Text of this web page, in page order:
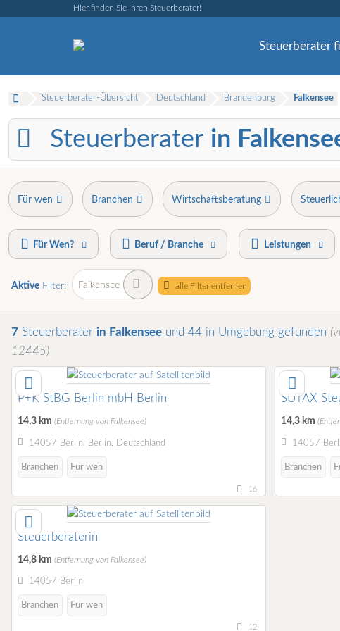
Hier finden Sie Ihren Steuerberater!
Steuerberater
Steuerberater-Übersicht Deutschland Brandenburg Falkensee
Steuerberater in
Für wen Branchen Wirtschaftsberatung
Für Wen? Beruf / Branche Leistungen
Aktive Filter: Falkensee alle Filter entfernen
7 Steuerberater in Falkensee und 44 in Umgebung gefunden
12445)
P+K StBG Berlin mbH Berlin
14,3 km (Entfernung von Falkensee)
14057 Berlin, Berlin, Deutschland
Branchen Für wen
16
SUTAX
14,3 km
14057
Branchen
Steuerberaterin
14,8 km (Entfernung von Falkensee)
14057 Berlin
Branchen Für wen
12